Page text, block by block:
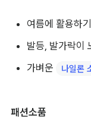
여름에 활용하
발등, 발가락이
가벼운
나일론
패션소품